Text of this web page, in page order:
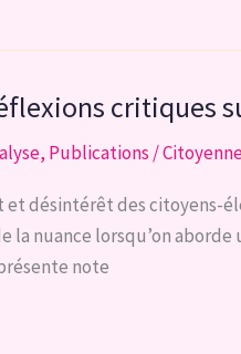
, Publications/
désintérêt des citoyens-
nuance lorsqu’on
note